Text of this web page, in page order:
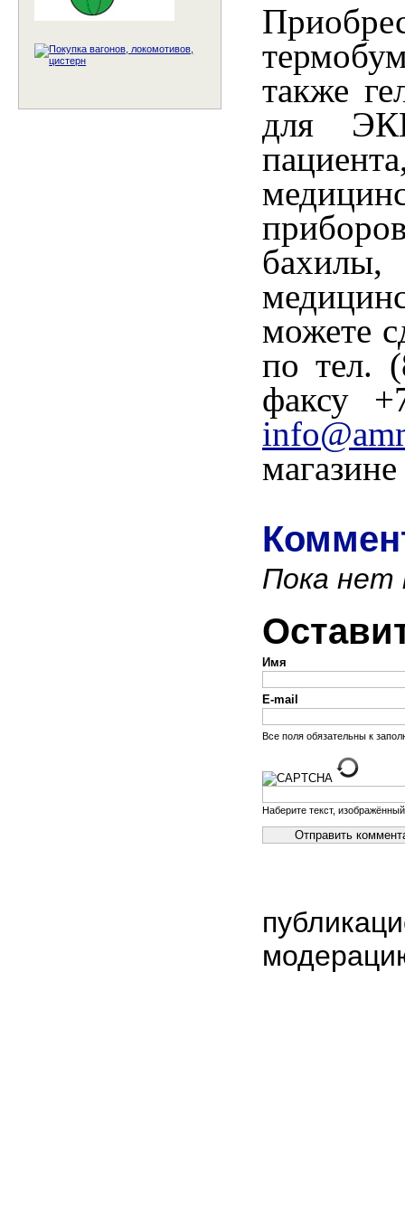
также
для
можете
по тел.
факсу
магазине
Пока нет
Имя
E-mail
Все поля обязательны к
Наберите текст,